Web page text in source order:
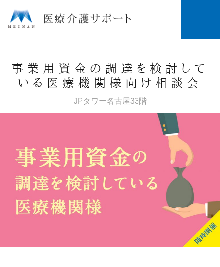
事業用資金の調達を検討して
いる医療機関様向け相談会
JPタワー名古屋33階